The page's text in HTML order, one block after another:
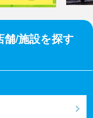
/施設を探す